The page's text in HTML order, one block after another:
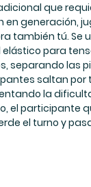
que
en generación,
también tú. Se
para
separando las
saltan por
la
el participante
el turno y